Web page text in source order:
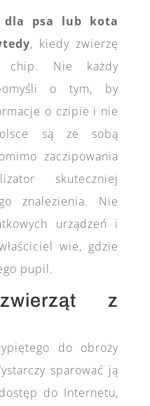
dla psa lub kota
, kiedy zwierzę
chip. Nie każdy
o tym, by
o czipie i nie
są ze sobą
zaczipowania
skuteczniej
znalezienia. Nie
urządzeń i
wie, gdzie
pupil.
z
do obroży
sparować ją
do Internetu,